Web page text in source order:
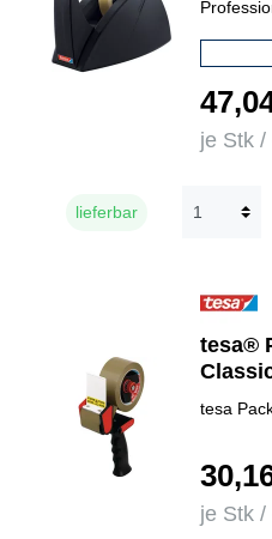
je Stk
lieferbar
tesa®
tesa
je Stk